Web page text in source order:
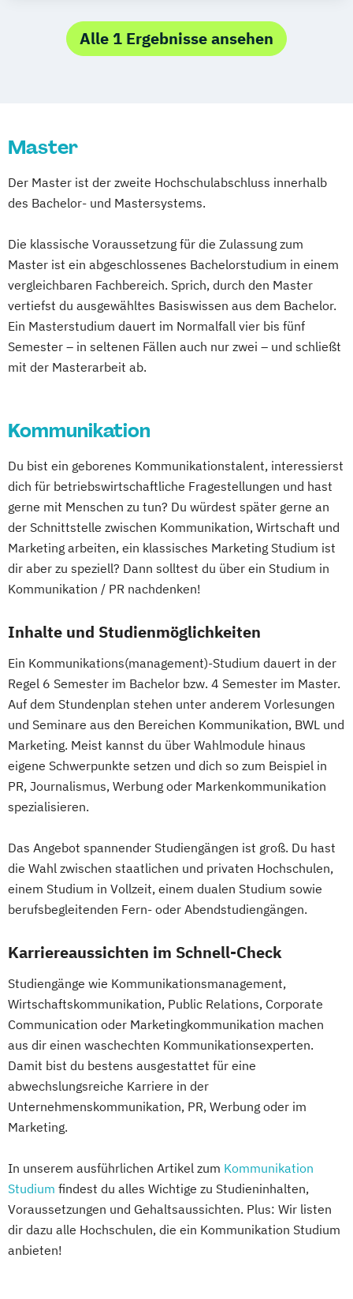
Alle 1 Ergebnisse ansehen
Master
Der Master ist der zweite Hochschulabschluss innerhalb
des Bachelor- und Mastersystems.
Die klassische Voraussetzung für die Zulassung zum
Master ist ein abgeschlossenes Bachelorstudium in einem
vergleichbaren Fachbereich. Sprich, durch den Master
vertiefst du ausgewähltes Basiswissen aus dem Bachelor.
Ein Masterstudium dauert im Normalfall vier bis fünf
Semester – in seltenen Fällen auch nur zwei – und schließt
mit der Masterarbeit ab.
Kommunikation
Du bist ein geborenes Kommunikationstalent, interessierst
dich für betriebswirtschaftliche Fragestellungen und hast
gerne mit Menschen zu tun? Du würdest später gerne an
der Schnittstelle zwischen Kommunikation, Wirtschaft und
Marketing arbeiten, ein klassisches Marketing Studium ist
dir aber zu speziell? Dann solltest du über ein Studium in
Kommunikation / PR nachdenken!
Inhalte und Studienmöglichkeiten
Ein Kommunikations(management)-Studium dauert in der
Regel 6 Semester im Bachelor bzw. 4 Semester im Master.
Auf dem Stundenplan stehen unter anderem Vorlesungen
und Seminare aus den Bereichen Kommunikation, BWL und
Marketing. Meist kannst du über Wahlmodule hinaus
eigene Schwerpunkte setzen und dich so zum Beispiel in
PR, Journalismus, Werbung oder Markenkommunikation
spezialisieren.
Das Angebot spannender Studiengängen ist groß. Du hast
die Wahl zwischen staatlichen und privaten Hochschulen,
einem Studium in Vollzeit, einem dualen Studium sowie
berufsbegleitenden Fern- oder Abendstudiengängen.
Karriereaussichten im Schnell-Check
Studiengänge wie Kommunikationsmanagement,
Wirtschaftskommunikation, Public Relations, Corporate
Communication oder Marketingkommunikation machen
aus dir einen waschechten Kommunikationsexperten.
Damit bist du bestens ausgestattet für eine
abwechslungsreiche Karriere in der
Unternehmenskommunikation, PR, Werbung oder im
Marketing.
In unserem ausführlichen Artikel zum Kommunikation
Studium findest du alles Wichtige zu Studieninhalten,
Voraussetzungen und Gehaltsaussichten. Plus: Wir listen
dir dazu alle Hochschulen, die ein Kommunikation Studium
anbieten!